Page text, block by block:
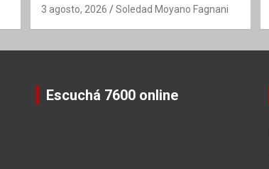
3 agosto, 2026 Soledad Moyano Fagnani
Escuchá 7600 online